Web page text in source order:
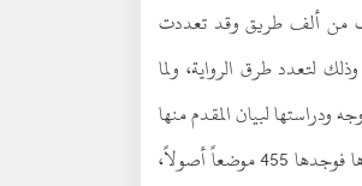
من ألف طريق وقد تعددت
لتعدد طرق الرواية، ولما
ودراستها لبيان المقدم منها
الأداء، فجاء هذا الكتاب اختلاف وجوه طرق النشر- تحليل ودراسة، وقد حصرها فوجدها 455 موضعاً أصولاً،